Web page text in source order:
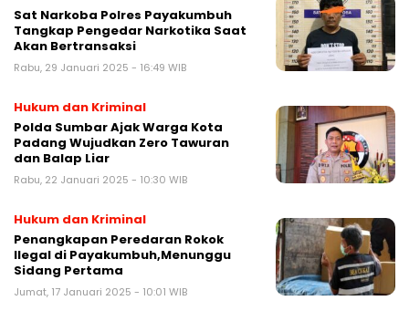
Sat Narkoba Polres Payakumbuh
Tangkap Pengedar Narkotika Saat
Akan Bertransaksi
Rabu, 29 Januari 2025 - 16:49 WIB
Hukum dan Kriminal
Polda Sumbar Ajak Warga Kota
Padang Wujudkan Zero Tawuran
dan Balap Liar
Rabu, 22 Januari 2025 - 10:30 WIB
Hukum dan Kriminal
Penangkapan Peredaran Rokok
Ilegal di Payakumbuh,Menunggu
Sidang Pertama
Jumat, 17 Januari 2025 - 10:01 WIB